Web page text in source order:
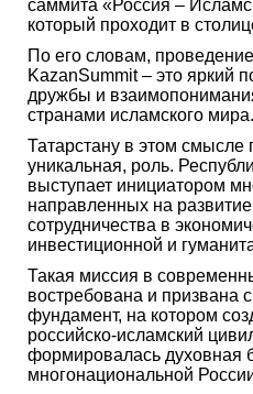
саммита «Россия –
который проходит в
По его словам,
KazanSummit – это яркий
дружбы и
странами исламского мира.
Татарстану в этом смысле
уникальная, роль.
выступает инициатором
направленных на
сотрудничества в
инвестиционной и
Такая миссия в
востребована и призвана
фундамент, на котором
российско-исламский
формировалась духовная
многонациональной